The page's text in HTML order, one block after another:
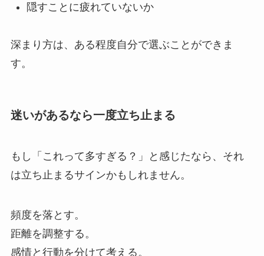
隠すことに疲れていないか
深まり方は、ある程度自分で選ぶことができま
す。
迷いがあるなら一度立ち止まる
もし「これって多すぎる？」と感じたなら、それ
は立ち止まるサインかもしれません。
頻度を落とす。
距離を調整する。
感情と行動を分けて考える。